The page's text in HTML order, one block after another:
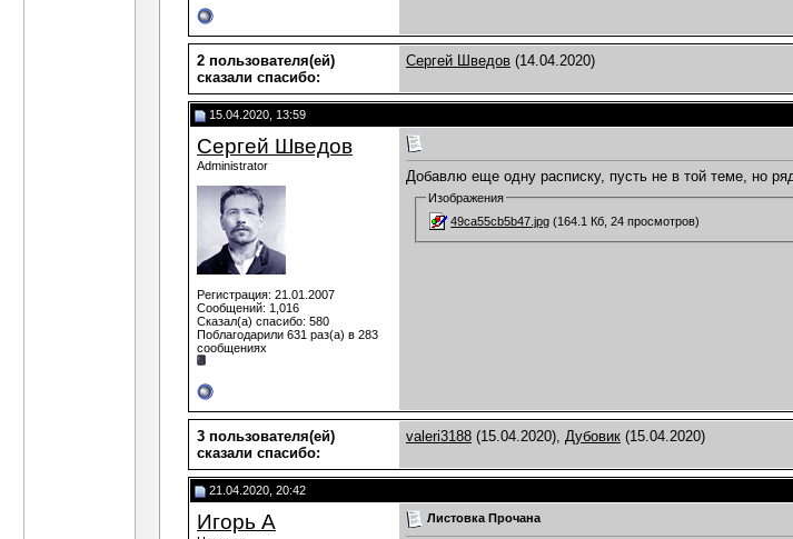
2 пользователя(ей)
сказали cпасибо:
Сергей Шведов (14.04.2020)
15.04.2020, 13:59
Сергей Шведов
Administrator
Регистрация: 21.01.2007
Сообщений: 1,016
Сказал(а) спасибо: 580
Поблагодарили 631 раз(а) в 283
сообщениях
Добавлю еще одну расписку, пусть не в той теме, но
Изображения
49ca55cb5b47.jpg (164.1 Кб, 24 просмотров)
3 пользователя(ей)
сказали cпасибо:
valeri3188 (15.04.2020), Дубовик (15.04.2020)
21.04.2020, 20:42
Игорь А Листовка Прочана